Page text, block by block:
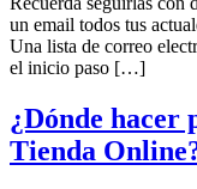
un email todos tus
Una lista de correo
el inicio paso […]
¿Dónde hacer
Tienda